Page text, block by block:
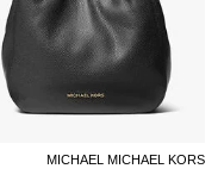
MICHAEL MICHAEL KORS